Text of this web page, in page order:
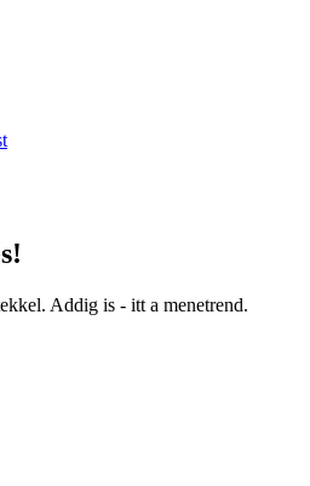
Addig is - itt a menetrend.